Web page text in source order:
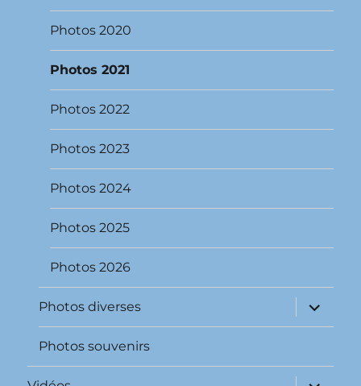
Photos 2020
Photos 2021
Photos 2022
Photos 2023
Photos 2024
Photos 2025
Photos 2026
Photos diverses
ouvrir
le
sous-
Photos souvenirs
ouvrir